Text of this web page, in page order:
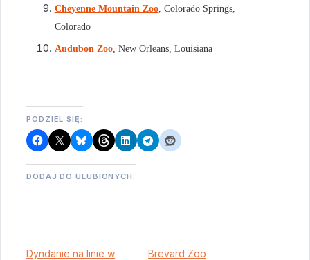
Cheyenne Mountain Zoo, Colorado Springs,
Colorado
Audubon Zoo, New Orleans, Louisiana
PODZIEL SIĘ:
DODAJ DO ULUBIONYCH:
Dyndanie na linie w
Brevard Zoo